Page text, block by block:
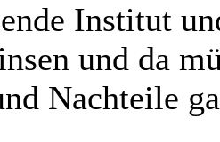
Institut
und da
Nachteile